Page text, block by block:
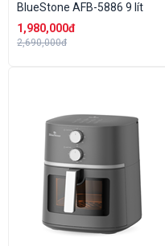
BlueStone AFB-5886 9 lít
1,980,000đ
2,690,000đ